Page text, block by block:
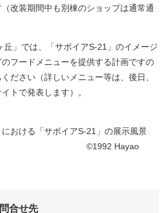
改装期間中も別棟のショップは通常通
」では、「サボイアS-21」のイメージ
フードメニューを提供する計画ですの
ださい（詳しいメニュー等は、後日、
トで発表します）。
における「サボイアS-21」の展示風景
Hayao
合せ先